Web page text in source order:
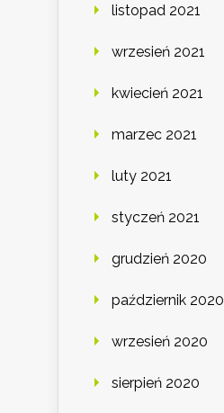
listopad 2021
wrzesień 2021
kwiecień 2021
marzec 2021
luty 2021
styczeń 2021
grudzień 2020
październik 2020
wrzesień 2020
sierpień 2020